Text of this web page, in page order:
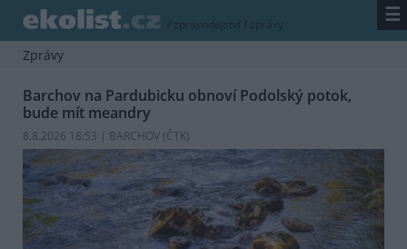
/ zpravodajství / zprávy ☰
Zprávy
Barchov na Pardubicku obnoví Podolský potok,
bude mít meandry
8.8.2026 18:53 | BARCHOV (ČTK)